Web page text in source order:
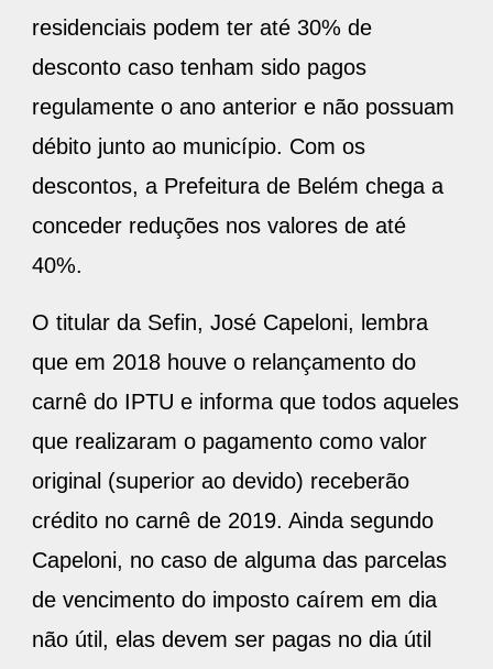
residenciais podem ter até 30% de
desconto caso tenham sido pagos
regulamente o ano anterior e não possuam
débito junto ao município. Com os
descontos, a Prefeitura de Belém chega a
conceder reduções nos valores de até
40%.
O titular da Sefin, José Capeloni, lembra
que em 2018 houve o relançamento do
carnê do IPTU e informa que todos aqueles
que realizaram o pagamento como valor
original (superior ao devido) receberão
crédito no carnê de 2019. Ainda segundo
Capeloni, no caso de alguma das parcelas
de vencimento do imposto caírem em dia
não útil, elas devem ser pagas no dia útil